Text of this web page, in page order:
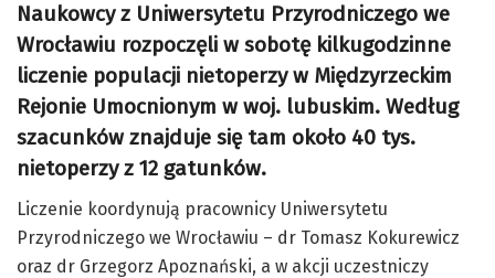
Naukowcy z Uniwersytetu Przyrodniczego we
Wrocławiu rozpoczęli w sobotę kilkugodzinne
liczenie populacji nietoperzy w Międzyrzeckim
Rejonie Umocnionym w woj. lubuskim. Według
szacunków znajduje się tam około 40 tys.
nietoperzy z 12 gatunków.
Liczenie koordynują pracownicy Uniwersytetu
Przyrodniczego we Wrocławiu – dr Tomasz Kokurewicz
oraz dr Grzegorz Apoznański, a w akcji uczestniczy